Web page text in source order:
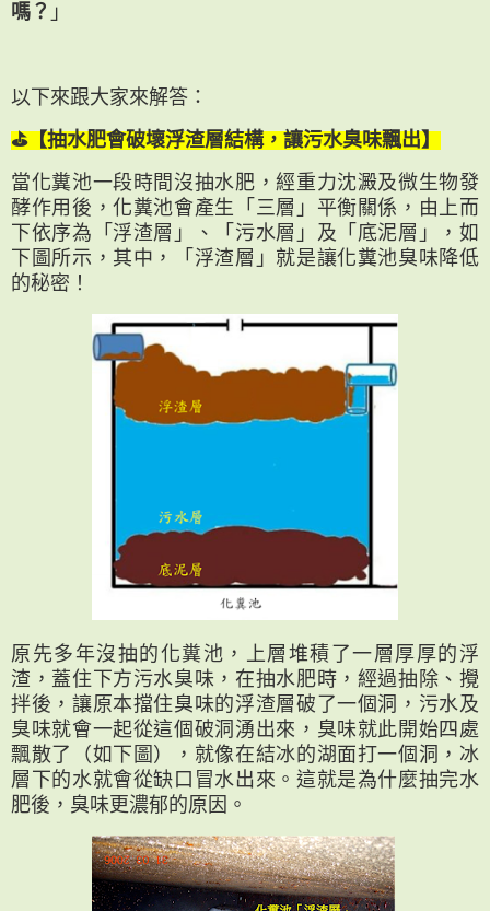
嗎？ 」
以下來跟大家來解答：
⛳【抽水肥會破壞浮渣層結構，讓污水臭味飄出】
當化糞池一段時間沒抽水肥，經重力沈澱及微生物發
酵作用後，化糞池會產生「三層」平衡關係，由上而
下依序為「浮渣層」、「污水層」及「底泥層」，如
下圖所示，其中，「浮渣層」就是讓化糞池臭味降低
的秘密！
原先多年沒抽的化糞池，上層堆積了一層厚厚的浮
渣，蓋住下方污水臭味，在抽水肥時，經過抽除、攪
拌後，讓原本擋住臭味的浮渣層破了一個洞，污水及
臭味就會一起從這個破洞湧出來，臭味就此開始四處
飄散了（如下圖），就像在結冰的湖面打一個洞，冰
層下的水就會從缺口冒水出來。這就是為什麼抽完水
肥後，臭味更濃郁的原因。